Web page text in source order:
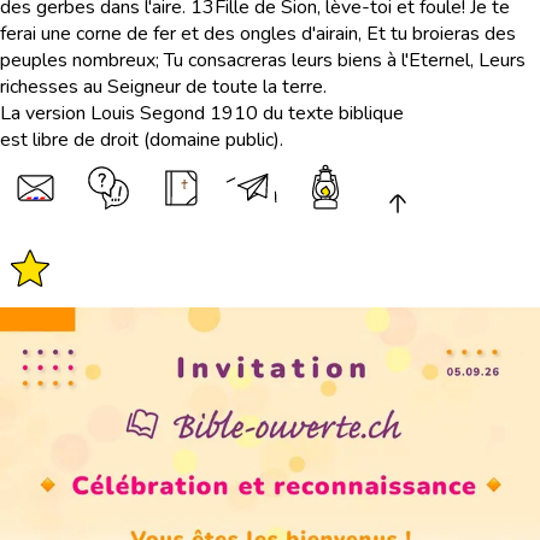
des gerbes dans l'aire. 13Fille de Sion, lève-toi et foule! Je te
ferai une corne de fer et des ongles d'airain, Et tu broieras des
peuples nombreux; Tu consacreras leurs biens à l'Eternel, Leurs
richesses au Seigneur de toute la terre.
La version Louis Segond 1910 du texte biblique
est libre de droit (domaine public).